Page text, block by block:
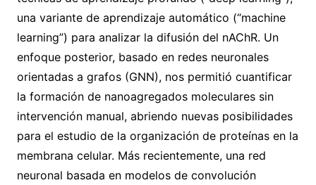
una variante de aprendizaje automático (“machine
learning”) para analizar la difusión del nAChR. Un
enfoque posterior, basado en redes neuronales
orientadas a grafos (GNN), nos permitió cuantificar
la formación de nanoagregados moleculares sin
intervención manual, abriendo nuevas posibilidades
para el estudio de la organización de proteínas en la
membrana celular. Más recientemente, una red
neuronal basada en modelos de convolución